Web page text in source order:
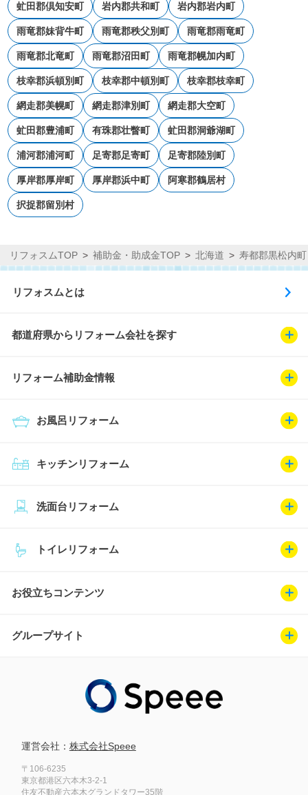
虻田郡倶知安町 岩内郡共和町 岩内郡岩内町
雨竜郡妹背牛町 雨竜郡秩父別町 雨竜郡雨竜町
雨竜郡北竜町 雨竜郡沼田町 雨竜郡幌加内町
枝幸郡浜頓別町 枝幸郡中頓別町 枝幸郡枝幸町
網走郡美幌町 網走郡津別町 網走郡大空町
虻田郡豊浦町 有珠郡壮瞥町 虻田郡洞爺湖町
浦河郡浦河町 足寄郡足寄町 足寄郡陸別町
厚岸郡厚岸町 厚岸郡浜中町 阿寒郡鶴居村
択捉郡留別村
リフォスムTOP 補助金・助成金TOP 北海道 寿都郡黒松内町
リフォスムとは
都道府県からリフォーム会社を探す
リフォーム補助金情報
キッチンリフォーム
お風呂リフォーム
トイレリフォーム
洗面台リフォーム
お役立ちコンテンツ
グループサイト
運営会社： 株式会社Speee
〒106-6235
東京都港区六本木3-2-1
住友不動産六本木グランドタワー35階